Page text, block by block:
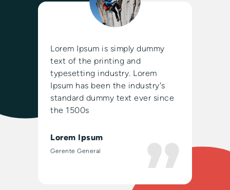
Lorem Ipsum is simply dummy
text of the printing and
typesetting industry. Lorem
Ipsum has been the industry's
standard dummy text ever since
the 1500s
Lorem Ipsum
Gerente General